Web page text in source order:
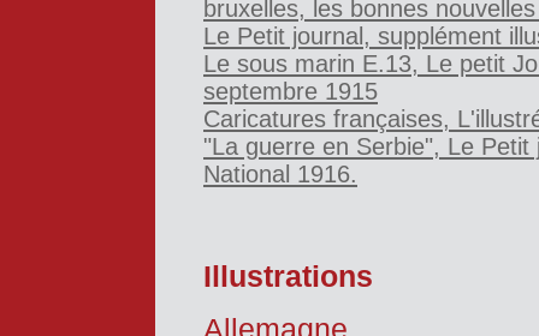
bruxelles, les bonnes
Le Petit journal, supplément
Le sous marin E.13, Le petit
septembre 1915
Caricatures françaises,
"La guerre en Serbie", Le
National 1916.
Illustrations
Allemagne